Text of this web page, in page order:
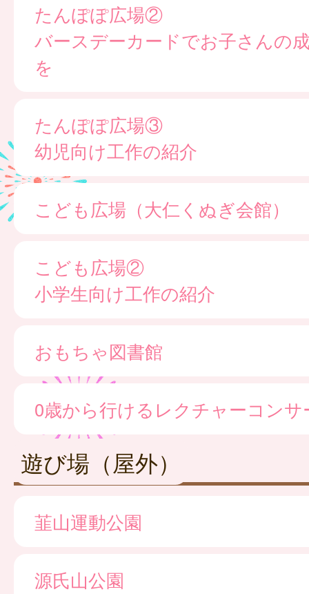
たんぽぽ広場②
バースデーカードでお子さんの
を
たんぽぽ広場③
幼児向け工作の紹介
こども広場（大仁くぬぎ会館）
こども広場②
小学生向け工作の紹介
おもちゃ図書館
0歳から行けるレクチャーコンサ
遊び場（屋外）
韮山運動公園
源氏山公園